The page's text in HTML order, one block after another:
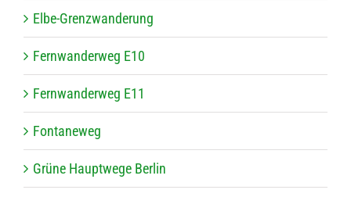
Elbe-Grenz­wan­de­rung
Fern­wan­der­weg E10
Fern­wan­der­weg E11
Fon­ta­ne­weg
Grüne Haupt­wege Berlin